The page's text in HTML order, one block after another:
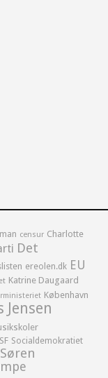
censur Charlotte
Det
ereolen.dk EU
Katrine Daugaard
København
Jensen
SF Socialdemokratiet
Søren